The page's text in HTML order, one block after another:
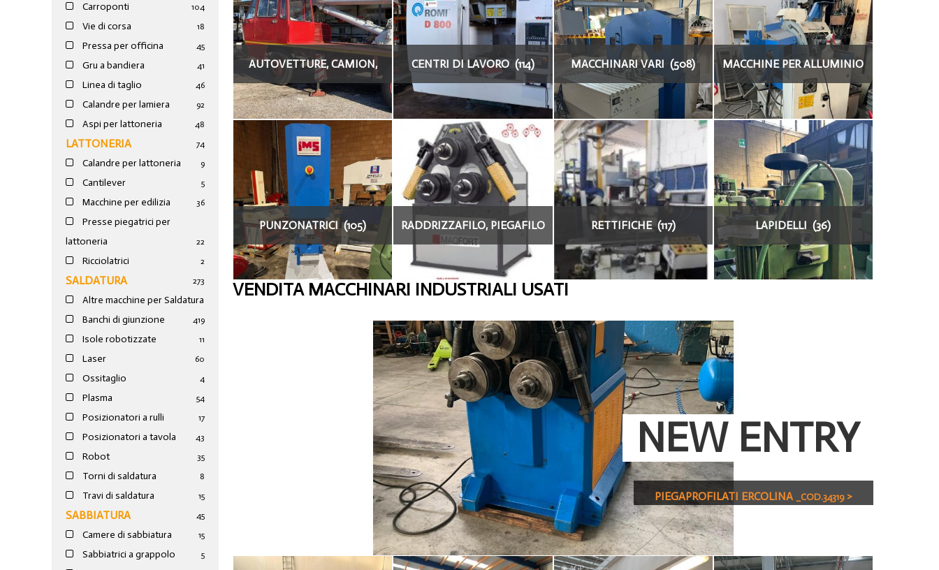
Carroponti 104
Vie di corsa 18
Pressa per officina 45
Gru a bandiera 41
Linea di taglio 46
Calandre per lamiera 92
Aspi per lattoneria 48
LATTONERIA 74
Calandre per lattoneria 9
Cantilever 5
Macchine per edilizia 36
Presse piegatrici per
lattoneria
22
Ricciolatrici 2
SALDATURA 273
Altre macchine per Saldatura
19
Banchi di giunzione 4
Isole robotizzate 11
Laser 60
Ossitaglio 4
Plasma 54
Posizionatori a rulli 17
Posizionatori a tavola 43
Robot 35
Torni di saldatura 8
Travi di saldatura 15
SABBIATURA 45
Camere di sabbiatura 15
Sabbiatrici a grappolo 5
AUTOVETTURE, CAMION,
FURGONI (4)
CENTRI DI LAVORO (114) MACCHINARI VARI (508)
MACCHINE PER ALLUMINIO
(16)
PUNZONATRICI (105)
RADDRIZZAFILO, PIEGAFILO
(19)
RETTIFICHE (117) LAPIDELLI (36)
VENDITA MACCHINARI INDUSTRIALI USATI
NEW ENTRY
PIEGAPROFILATI ERCOLINA _COD.34319 >